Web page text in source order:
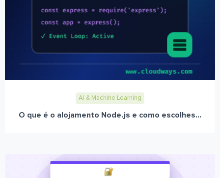
AI & Machine Learning
O que é o alojamento Node.js e como escolhes...